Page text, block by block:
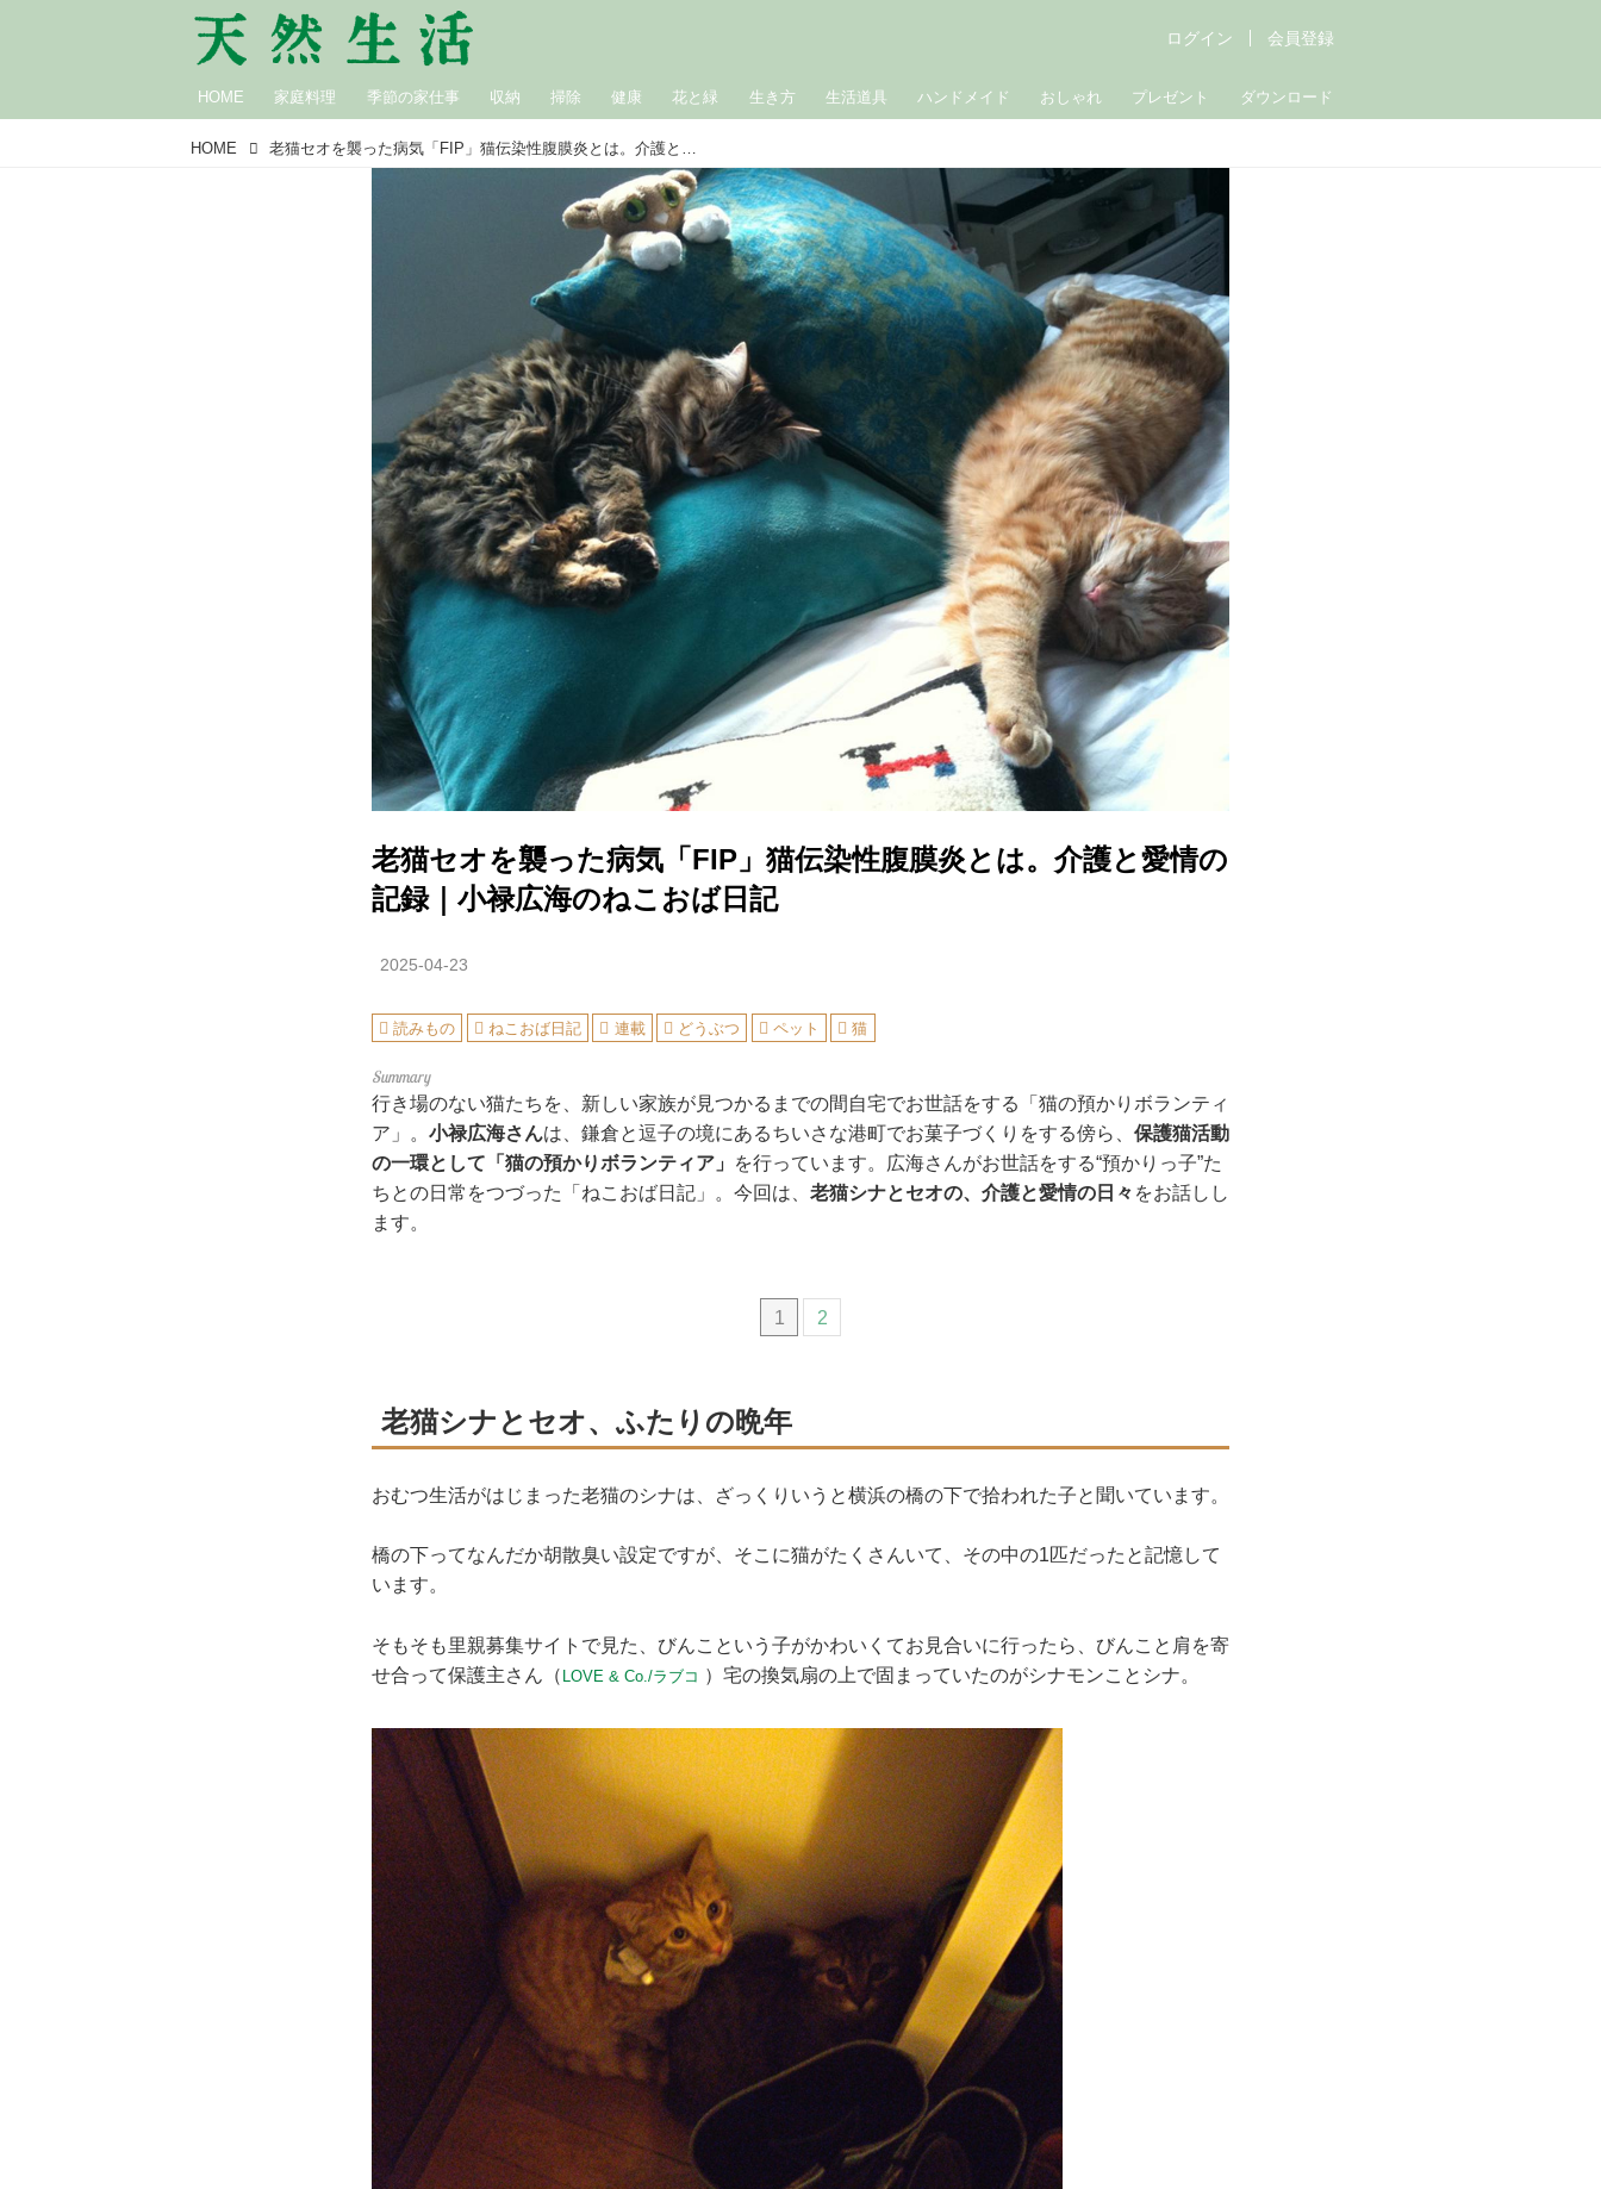
HOME 家庭料理 季節の家仕事 収納 掃除 健康 花と緑 生き方 生活道具 ハンドメイド おしゃれ プレゼント ダウンロード
ログイン 会員登録
HOME 老猫セオを襲った病気「FIP」猫伝染性腹膜炎とは。介護と愛情の記録｜小禄広海のねこおば日記
老猫セオを襲った病気「FIP」猫伝染性腹膜炎とは。介護と愛情の
記録｜小禄広海のねこおば日記
2025-04-23
読みもの ねこおば日記 連載 どうぶつ ペット 猫
行き場のない猫たちを、新しい家族が見つかるまでの間自宅でお世話をする「猫の預かりボランティ
ア」。 小禄広海さんは、鎌倉と逗子の境にあるちいさな港町でお菓子づくりをする傍ら、 保護猫活動
の一環として「猫の預かりボランティア」
を行っています。広海さんがお世話をする“預かりっ子”た
ちとの日常をつづった「ねこおば日記」。今回は、 老猫シナとセオの、介護と愛情の日々 をお話しし
ます。
1 2
老猫シナとセオ、ふたりの晩年
おむつ生活がはじまった老猫のシナは、ざっくりいうと横浜の橋の下で拾われた子と聞いています。
橋の下ってなんだか胡散臭い設定ですが、そこに猫がたくさんいて、その中の1匹だったと記憶して
います。
そもそも里親募集サイトで見た、びんこという子がかわいくてお見合いに行ったら、びんこと肩を寄
せ合って保護主さん（ LOVE & Co./ラブコ ）宅の換気扇の上で固まっていたのがシナモンことシナ。